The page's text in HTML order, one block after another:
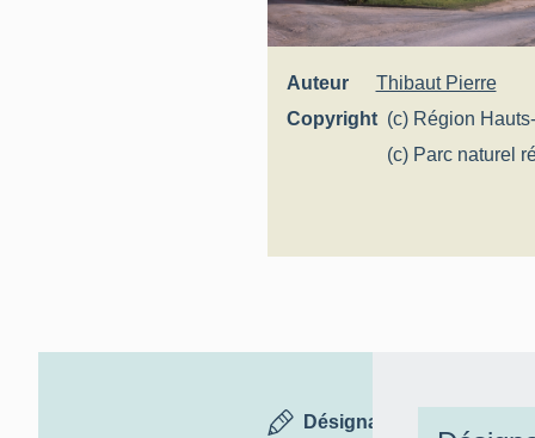
Auteur
Thibaut Pierre
Copyright (c) Région
Inventaire
(c) Parc naturel
Désignation